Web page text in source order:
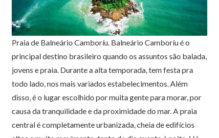
Praia de Balneário Camboríu. Balneário Camboríu é o
principal destino brasileiro quando os assuntos são balada,
jovens e praia. Durante a alta temporada, tem festa pra
todo lado, nos mais variados estabelecimentos. Além
disso, é o lugar escolhido por muita gente para morar, por
causa da tranquilidade e da proximidade do mar. A praia
central é completamente urbanizada, cheia de edifícios